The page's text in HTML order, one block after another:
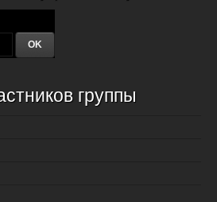
группы